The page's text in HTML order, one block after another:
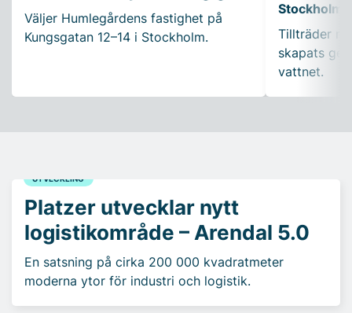
Väljer Humlegårdens fastighet på
Kungsgatan 12–14 i Stockholm.
Tillträder
skapats
vattnet.
UTVECKLING
Platzer utvecklar nytt
logistikområde – Arendal 5.0
En satsning på cirka 200 000 kvadratmeter
moderna ytor för industri och logistik.